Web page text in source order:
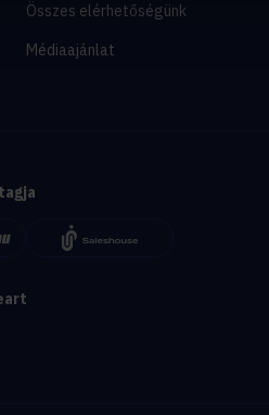
Összes elérhetőségünk
Médiaajánlat